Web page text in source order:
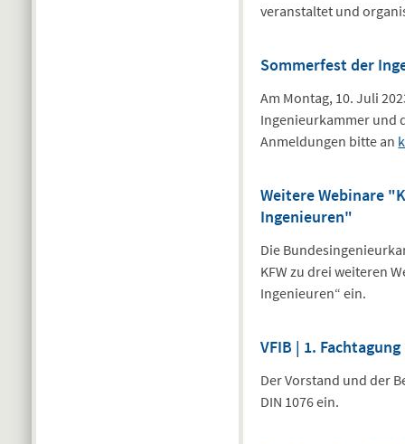
veranstaltet und
Sommerfest der
Am Montag, 10. Juli
Ingenieurkammer und
Anmeldungen bitte an
Weitere Webinare
Ingenieuren"
Die
KFW zu drei weiteren
Ingenieuren“ ein.
VFIB | 1.
Der Vorstand und der
DIN 1076 ein.